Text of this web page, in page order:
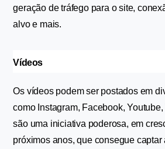
geração de tráfego para o site,
alvo e mais.
Vídeos
Os vídeos podem ser postados em
como Instagram, Facebook,
são uma iniciativa poderosa, em
próximos anos, que consegue captar